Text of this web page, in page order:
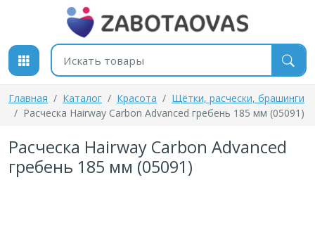
К содержимому
Поиск товаров
Главная Каталог Красота
Щётки, расчески, брашинги
Расческа Hairway Carbon Advanced гребень 185 мм (05091)
Расческа Hairway Carbon Advanced
гребень 185 мм (05091)